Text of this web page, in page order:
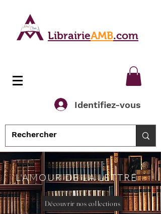
LibrairieAMB.com
Identifiez-vous
L'AMOUR DE LA LETTRE
Découvrir nos collections